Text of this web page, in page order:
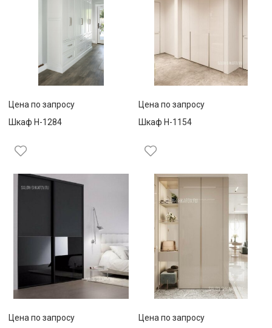
Цена по запросу
Шкаф Н-1284
Цена по запросу
Шкаф Н-1154
Цена по запросу
Цена по запросу